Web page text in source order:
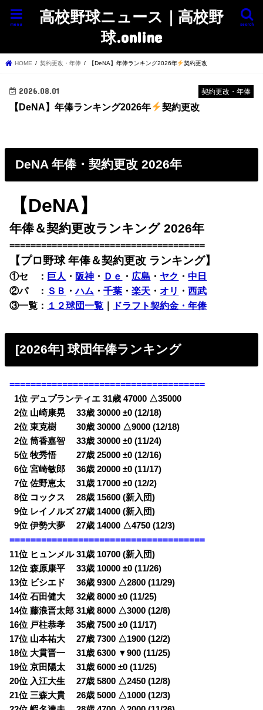
高校野球ニュース｜高校野
球.online
search
menu
HOME 契約更改・年俸 【DeNA】年俸ランキング2026年 契約更改
契約更改・年俸
2026.08.01
【DeNA】年俸ランキング2026年 契約更改
DeNA 年俸・契約更改 2026年
【DeNA】
年俸＆契約更改ランキング 2026年
=====================================
【プロ野球 年俸＆契約更改 ランキング】
①セ ： 巨人 ・ 阪神 ・ Ｄｅ ・ 広島 ・ ヤク ・中日
②パ ： ＳＢ ・ハム ・千葉 ・楽天 ・オリ ・西武
③一覧： １２球団一覧 ドラフト契約金・年俸
[2026年] 球団年俸ランキング
=====================================
1位 デュプランティエ 31歳 47000 △35000
02位 山崎康晃 33歳 30000 ±0 (12/18)
02位 東克樹 30歳 30000 △9000 (12/18)
02位 筒香嘉智 33歳 30000 ±0 (11/24)
05位 牧秀悟 27歳 25000 ±0 (12/16)
06位 宮崎敏郎 36歳 20000 ±0 (11/17)
07位 佐野恵太 31歳 17000 ±0 (12/2)
08位 コックス 28歳 15600 (新入団)
09位 レイノルズ 27歳 14000 (新入団)
09位 伊勢大夢 27歳 14000 △4750 (12/3)
=====================================
11位 ヒュンメル 31歳 10700 (新入団)
12位 森原康平 33歳 10000 ±0 (11/26)
13位 ビシエド 36歳 9300 △2800 (11/29)
14位 石田健大 32歳 8000 ±0 (11/25)
14位 藤浪晋太郎 31歳 8000 △3000 (12/8)
16位 戸柱恭孝 35歳 7500 ±0 (11/17)
17位 山本祐大 27歳 7300 △1900 (12/2)
18位 大貫晋一 31歳 6300 ▼900 (11/25)
19位 京田陽太 31歳 6000 ±0 (11/25)
20位 入江大生 27歳 5800 △2450 (12/8)
21位 三森大貴 26歳 5000 △1000 (12/3)